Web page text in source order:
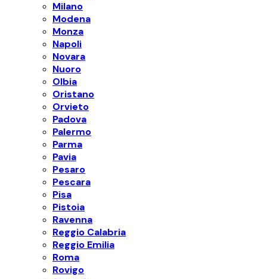
Milano
Modena
Monza
Napoli
Novara
Nuoro
Olbia
Oristano
Orvieto
Padova
Palermo
Parma
Pavia
Pesaro
Pescara
Pisa
Pistoia
Ravenna
Reggio Calabria
Reggio Emilia
Roma
Rovigo